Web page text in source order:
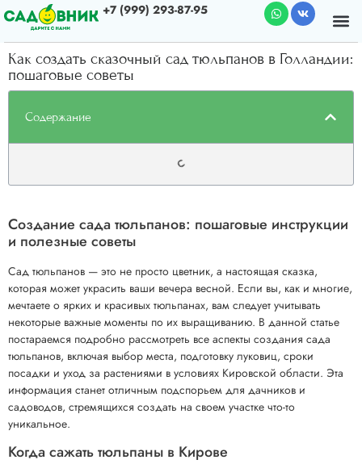
+7 (999) 293-87-95
Как создать сказочный сад тюльпанов в Голландии:
пошаговые советы
Содержание
Создание сада тюльпанов: пошаговые инструкции
и полезные советы
Сад тюльпанов — это не просто цветник, а настоящая сказка,
которая может украсить ваши вечера весной. Если вы, как и многие,
мечтаете о ярких и красивых тюльпанах, вам следует учитывать
некоторые важные моменты по их выращиванию. В данной статье
постараемся подробно рассмотреть все аспекты создания сада
тюльпанов, включая выбор места, подготовку луковиц, сроки
посадки и уход за растениями в условиях Кировской области. Эта
информация станет отличным подспорьем для дачников и
садоводов, стремящихся создать на своем участке что-то
уникальное.
Когда сажать тюльпаны в Кирове